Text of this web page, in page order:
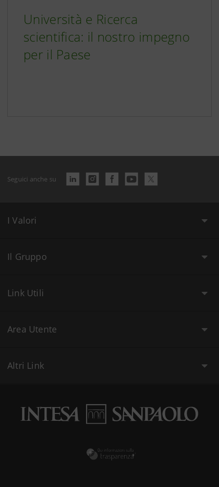
Università e Ricerca
scientifica: il nostro impegno
per il Paese
Seguici anche su
I Valori
Il Gruppo
Link Utili
Area Utente
Altri Link